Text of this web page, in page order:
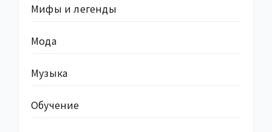
Мифы и легенды
Мода
Музыка
Обучение